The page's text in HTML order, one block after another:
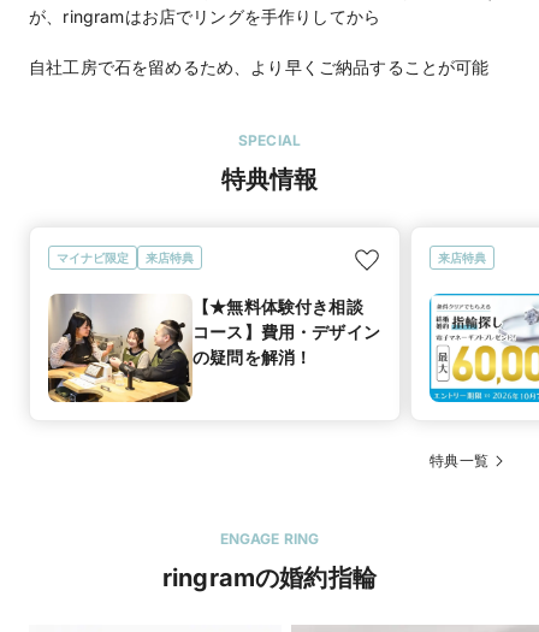
が、ringramはお店でリングを手作りしてから
自社工房で石を留めるため、より早くご納品することが可能
SPECIAL
特典情報
マイナビ限定 来店特典
【★無料体験付き相談
コース】費用・デザイン
の疑問を解消！
来店特典
特典一覧
ENGAGE RING
ringramの婚約指輪